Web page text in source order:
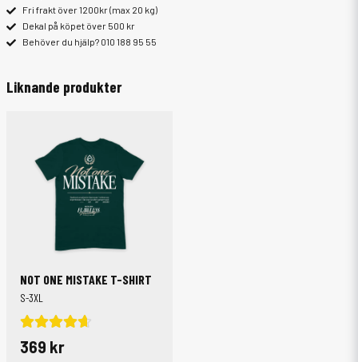
Fri frakt över 1200kr (max 20 kg)
Dekal på köpet över 500 kr
Behöver du hjälp? 010 188 95 55
Liknande produkter
NOT ONE MISTAKE T-SHIRT
S-3XL
369 kr